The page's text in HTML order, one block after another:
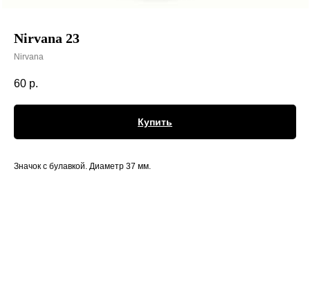
Nirvana 23
Nirvana
60 р.
Купить
Значок с булавкой. Диаметр 37 мм.